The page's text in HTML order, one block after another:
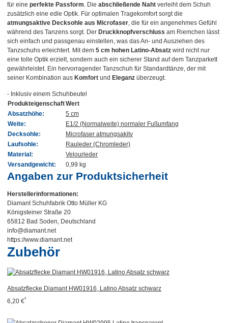
für eine perfekte Passform. Die abschließende Naht verleiht dem Schuh
zusätzlich eine edle Optik. Für optimalen Tragekomfort sorgt die
atmungsaktive Decksohle aus Microfaser, die für ein angenehmes Gefühl
während des Tanzens sorgt. Der Druckknopfverschluss am Riemchen lässt
sich einfach und passgenau einstellen, was das An- und Ausziehen des
Tanzschuhs erleichtert. Mit dem 5 cm hohen Latino-Absatz wird nicht nur
eine tolle Optik erzielt, sondern auch ein sicherer Stand auf dem Tanzparkett
gewährleistet. Ein hervorragender Tanzschuh für Standardtänze, der mit
seiner Kombination aus Komfort und Eleganz überzeugt.
- Inklusiv einem Schuhbeutel
ProdukteigenschaftWert
Absatzhöhe:
5 cm
Weite:
E1/2 (Normalweite) normaler Fußumfang
Decksohle:
Microfaser atmungsakitv
Laufsohle:
Rauleder (Chromleder)
Material:
Velourleder
Versandgewicht:
0,99 kg
Angaben zur Produktsicherheit
Herstellerinformationen:
Diamant Schuhfabrik Otto Müller KG
Königsteiner Straße 20
65812 Bad Soden, Deutschland
info@diamant.net
https://www.diamant.net
Zubehör
Absatzflecke Diamant HW01916, Latino Absatz schwarz
6,20 €*